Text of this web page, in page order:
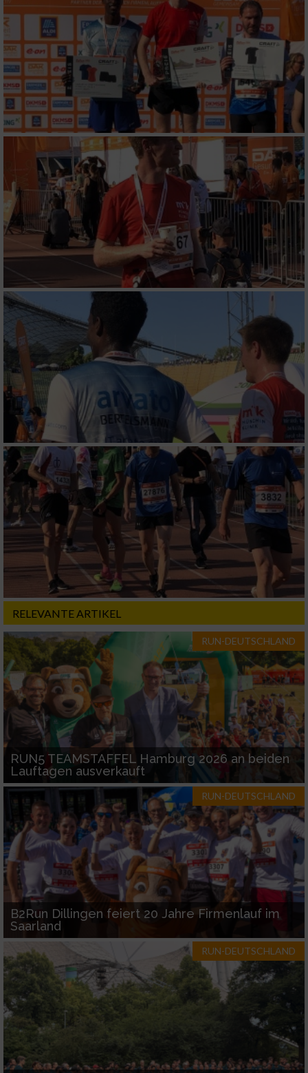
RELEVANTE ARTIKEL
RUN-DEUTSCHLAND
RUN5 TEAMSTAFFEL Hamburg 2026 an beiden
Lauftagen ausverkauft
RUN-DEUTSCHLAND
B2Run Dillingen feiert 20 Jahre Firmenlauf im
Saarland
RUN-DEUTSCHLAND